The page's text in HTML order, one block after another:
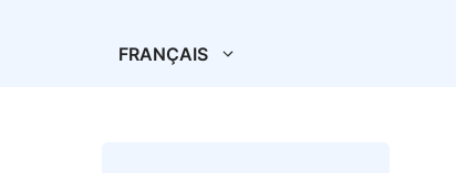
FRANÇAIS